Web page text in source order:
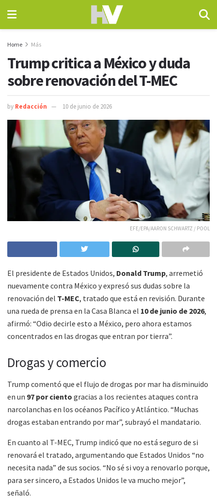
Home Más
Trump critica a México y duda
sobre renovación del T-MEC
by Redacción 10 de junio de 2026
EFE/EPA/AARON SCHWARTZ / POOL
El presidente de Estados Unidos, Donald Trump, arremetió
nuevamente contra México y expresó sus dudas sobre la
renovación del T-MEC, tratado que está en revisión. Durante
una rueda de prensa en la Casa Blanca el 10 de junio de 2026,
afirmó: “Odio decirle esto a México, pero ahora estamos
concentrados en las drogas que entran por tierra”.
Drogas y comercio
Trump comentó que el flujo de drogas por mar ha disminuido
en un 97 por ciento gracias a los recientes ataques contra
narcolanchas en los océanos Pacífico y Atlántico. “Muchas
drogas estaban entrando por mar”, subrayó el mandatario.
En cuanto al T-MEC, Trump indicó que no está seguro de si
renovará el tratado, argumentando que Estados Unidos “no
necesita nada” de sus socios. “No sé si voy a renovarlo porque,
para ser sincero, a Estados Unidos le va mucho mejor”,
señaló.